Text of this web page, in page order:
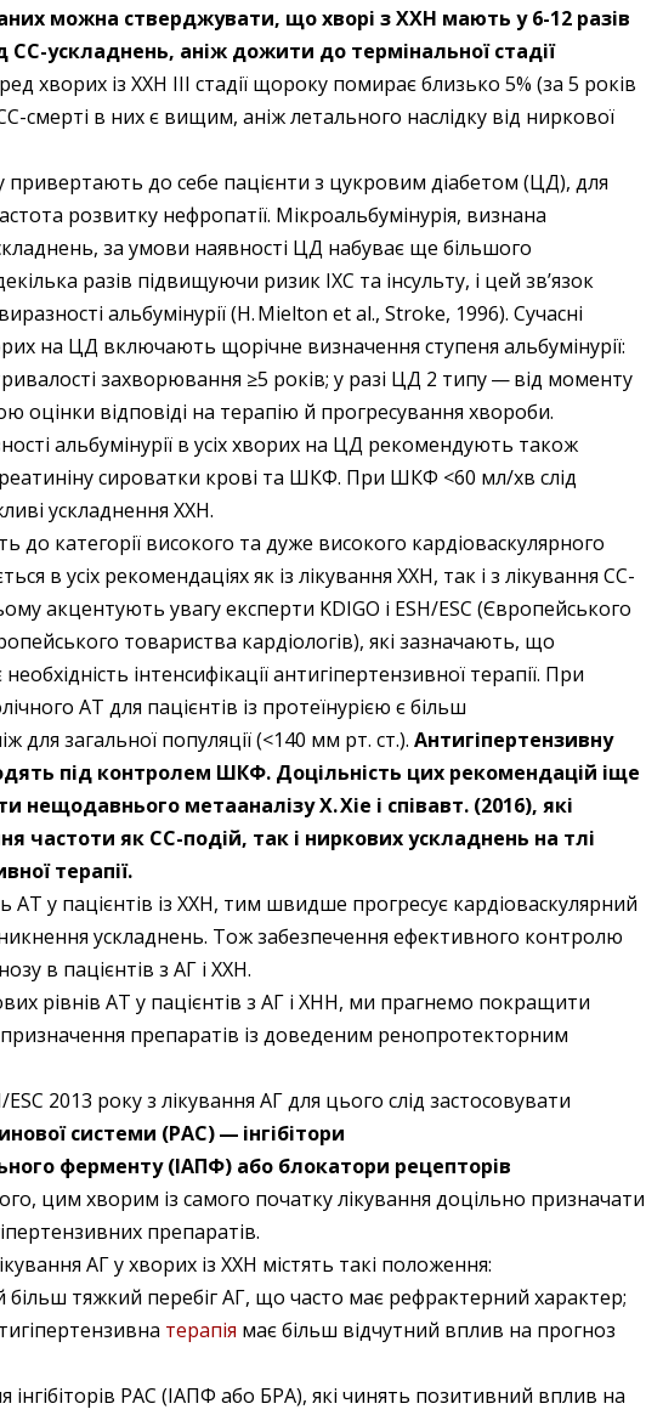
можна стверджувати, що хворі з ХХН мають у 6-12 разів
ускладнень, аніж дожити до термінальної стадії
хворих із ХХН III стадії щороку помирає близько 5% (за 5 років
смерті в них є вищим, аніж летального наслідку від ниркової
привертають до себе пацієнти з цукровим ­діабетом (ЦД), для
розвитку нефропатії. ­Мікроальбумінурія, визнана
за умови наявності ЦД набуває ще більшого
разів підвищуючи ризик ІХС та інсульту, і цей зв’язок
альбумінурії (Н. Mielton et al., Stroke, 1996). Сучасні
на ЦД включають щорічне визначення ступеня альбумінурії:
захворювання ≥5 років; у разі ЦД 2 типу — ​від моменту
оцінки відповіді на терапію й прогресування хвороби.
альбумінурії в усіх хворих на ЦД рекомендують також
сироватки крові та ШКФ. При ШКФ <60 мл/хв слід
ускладнення ХХН.
до категорії високого та дуже високого кардіоваскулярного
в усіх рекомендаціях як із лікування ХХН, так і з лікування ­СС-
­акцентують увагу експерти KDIGO і ESH/ESC (Європейського
товариства кардіологів), які зазначають, що
інтенсифікації антигіпертензивної терапії. При
АТ для пацієнтів із протеїнурією є більш
для загальної популяції (<140 мм рт. ст.). Антигіпертензивну
під контролем ШКФ. Доцільність цих рекомендацій іще
нещодавнього метааналізу Х. Xie і ­співавт. (2016), які
частоти як СС-подій, так і ниркових ускладнень на тлі
терапії.
у пацієнтів із ХХН, тим швидше прогресує кардіоваскулярний
ускладнень. Тож забезпечення ефективного контролю
в пацієнтів з АГ і ХХН.
рівнів АТ у пацієнтів з АГ і ХНН, ми праг­немо покращити
препаратів із доведеним ренопротекторним
2013 року з лікування АГ для цього слід застосовувати
системи (РАС) — ​інгібітори
ферменту (ІАПФ) або блокатори рецепторів
цим хворим із самого початку лікування доцільно призначати
препаратів.
АГ у хворих із ХХН містять такі положення:
тяжкий перебіг АГ, що часто має рефрактерний характер;
терапія має більш відчутний вплив на прогноз
інгібіторів РАС (ІАПФ або БРА), які чинять позитивний вплив на